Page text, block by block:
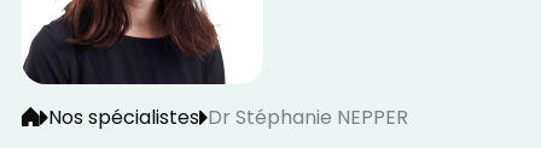
Nos spécialistes Dr Stéphanie NEPPER